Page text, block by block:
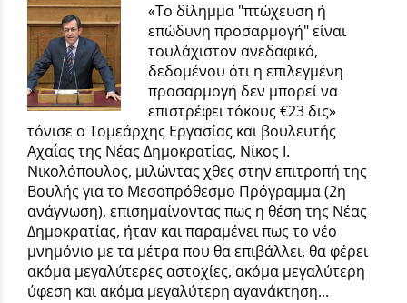
«Το δίλημμα "πτώχευση ή
επώδυνη προσαρμογή" είναι
τουλάχιστον ανεδαφικό,
δεδομένου ότι η επιλεγμένη
προσαρμογή δεν μπορεί να
επιστρέφει τόκους €23 δις»
τόνισε ο Τομεάρχης Εργασίας και βουλευτής
Αχαΐας της Νέας Δημοκρατίας, Νίκος Ι.
Νικολόπουλος, μιλώντας χθες στην επιτροπή της
Βουλής για το Μεσοπρόθεσμο Πρόγραμμα (2η
ανάγνωση), επισημαίνοντας πως η θέση της Νέας
Δημοκρατίας, ήταν και παραμένει πως το νέο
μνημόνιο με τα μέτρα που θα επιβάλλει, θα φέρει
ακόμα μεγαλύτερες αστοχίες, ακόμα μεγαλύτερη
ύφεση και ακόμα μεγαλύτερη αγανάκτηση...